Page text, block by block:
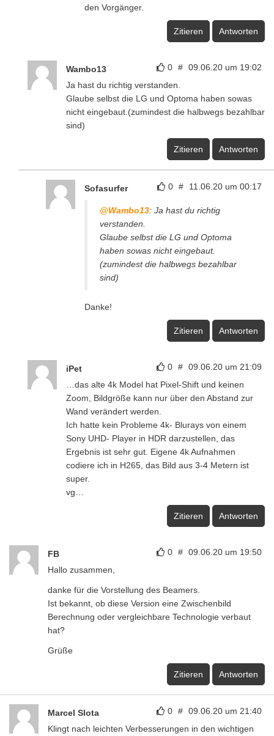
den Vorgänger.
Zitieren Antworten
0 # 09.06.20 um 19:02
Wambo13
Ja hast du richtig verstanden.
Glaube selbst die LG und Optoma haben sowas
nicht eingebaut.(zumindest die halbwegs bezahlbar
sind)
Zitieren Antworten
0 # 11.06.20 um 00:17
Sofasurfer
@Wambo13: Ja hast du richtig
verstanden.
Glaube selbst die LG und Optoma
haben sowas nicht eingebaut.
(zumindest die halbwegs bezahlbar
sind)
Danke!
Zitieren Antworten
0 # 09.06.20 um 21:09
iPet
…das alte 4k Model hat Pixel-Shift und keinen
Zoom, Bildgröße kann nur über den Abstand zur
Wand verändert werden.
Ich hatte kein Probleme 4k- Blurays von einem
Sony UHD- Player in HDR darzustellen, das
Ergebnis ist sehr gut. Eigene 4k Aufnahmen
codiere ich in H265, das Bild aus 3-4 Metern ist
super.
vg…
Zitieren Antworten
0 # 09.06.20 um 19:50
FB
Hallo zusammen,
danke für die Vorstellung des Beamers.
Ist bekannt, ob diese Version eine Zwischenbild
Berechnung oder vergleichbare Technologie verbaut
hat?
Grüße
Zitieren Antworten
0 # 09.06.20 um 21:40
Marcel Slota
Klingt nach leichten Verbesserungen in den wichtigen